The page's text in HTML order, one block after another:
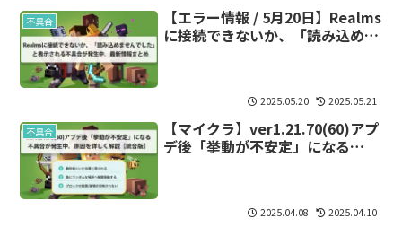
不具合
【エラー情報 / 5月20日】Realms
に接続できないか、「読み込め…
2025.05.20 2025.05.21
不具合
【マイクラ】ver1.21.70(60)アプ
デ後「挙動が不安定」になる…
2025.04.08 2025.04.10